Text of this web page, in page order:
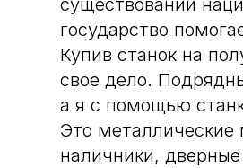
существовании
государство
Купив станок на
свое дело.
а я с помощью
Это металлические
наличники,